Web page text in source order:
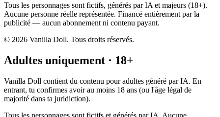
Tous les personnages sont fictifs, générés par IA et majeurs (18+).
Aucune personne réelle représentée. Financé entièrement par la
publicité — aucun abonnement ni contenu payant.
© 2026 Vanilla Doll. Tous droits réservés.
Adultes uniquement · 18+
Vanilla Doll contient du contenu pour adultes généré par IA. En
entrant, tu confirmes avoir au moins 18 ans (ou l'âge légal de
majorité dans ta juridiction).
Tous les personnages sont fictifs et générés par IA. Aucune